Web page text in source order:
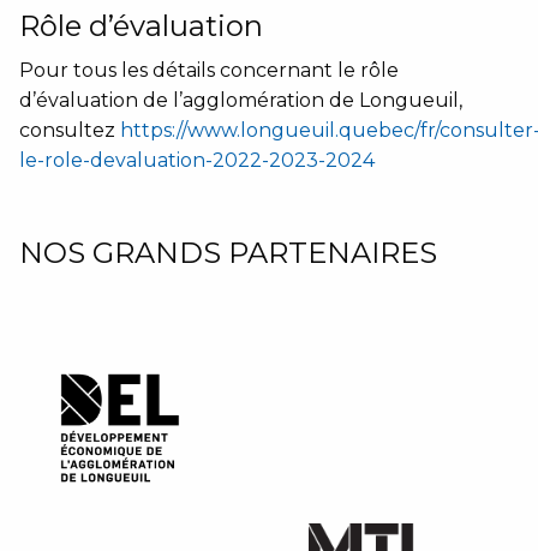
Rôle d’évaluation
Pour tous les détails concernant le rôle
d’évaluation de l’agglomération de Longueuil,
consultez https://www.longueuil.quebec/fr/
le-role-devaluation-2022-2023-2024
NOS GRANDS PARTENAIRES